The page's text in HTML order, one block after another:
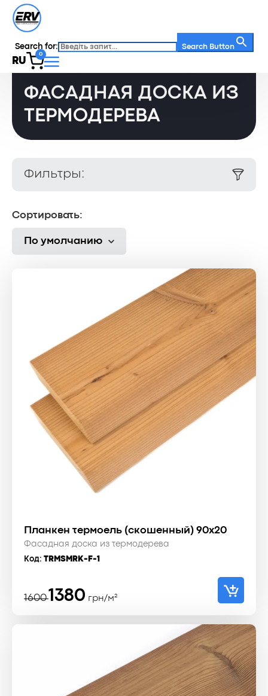
Search for: Search Button
RU
0
Главная / Каталог / Фасадная доска /
Фасадная доска из термодерева
ФАСАДНАЯ ДОСКА ИЗ
ТЕРМОДЕРЕВА
Фильтры:
Сортировать:
По умолчанию
Планкен термоель (скошенный) 90x20
Фасадная доска из термодерева
Код: TRMSMRK-F-1
1600
Первоначальная
составляла
1380
Текущая
1380 ₴.
грн/м²